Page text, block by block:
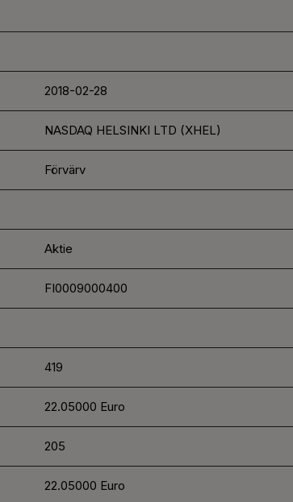
2018-02-28
NASDAQ HELSINKI LTD (XHEL)
Förvärv
Aktie
FI0009000400
419
22.05000 Euro
205
22.05000 Euro